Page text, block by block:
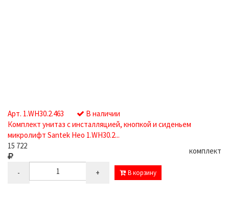
Арт. 1.WH30.2.463
В наличии
Комплект унитаз с инсталляцией, кнопкой и сиденьем
микролифт Santek Нео 1.WH30.2...
15 722
комплект
- + В корзину